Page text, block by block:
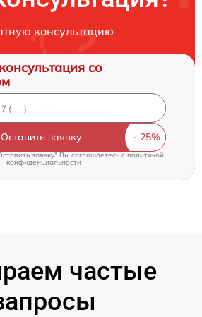
консультацию
со
Оставить заявку
заявку" Вы соглашаетесь cполитикой
конфиденциальности
частые